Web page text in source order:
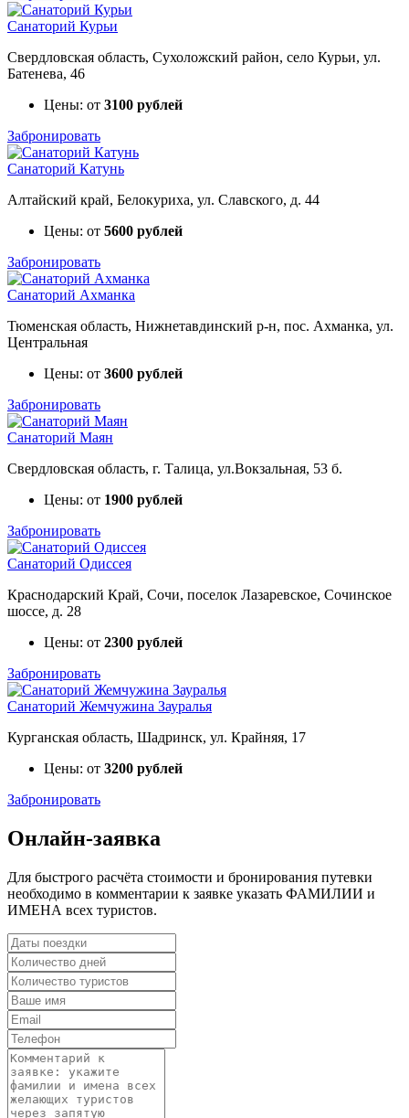
Санаторий Курьи
Свердловская область, Сухоложский район, село Курьи, ул.
Батенева, 46
Цены: от 3100 рублей
Забронировать
Санаторий Катунь
Алтайский край, Белокуриха, ул. Славского, д. 44
Цены: от 5600 рублей
Забронировать
Санаторий Ахманка
Тюменская область, Нижнетавдинский р-н, пос. Ахманка, ул.
Центральная
Цены: от 3600 рублей
Забронировать
Санаторий Маян
Свердловская область, г. Талица, ул.Вокзальная, 53 б.
Цены: от 1900 рублей
Забронировать
Санаторий Одиссея
Краснодарский Край, Сочи, поселок Лазаревское, Сочинское
шоссе, д. 28
Цены: от 2300 рублей
Забронировать
Санаторий Жемчужина Зауралья
Курганская область, Шадринск, ул. Крайняя, 17
Цены: от 3200 рублей
Забронировать
Онлайн-заявка
Для быстрого расчёта стоимости и бронирования путевки
необходимо в комментарии к заявке указать ФАМИЛИИ и
ИМЕНА всех туристов.